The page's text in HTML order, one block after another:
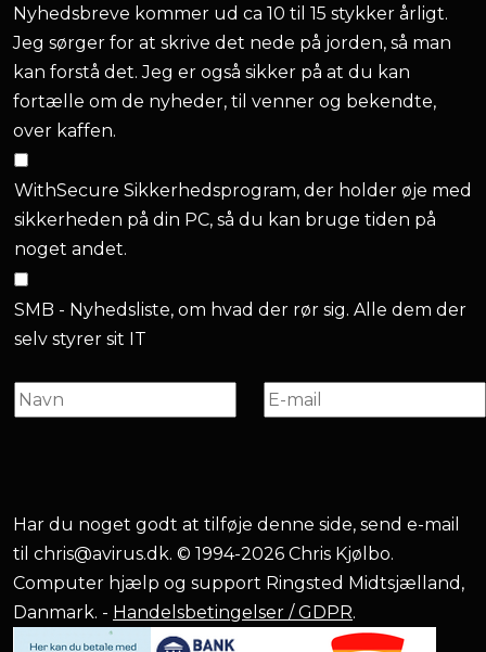
Nyhedsbreve kommer ud ca 10 til 15 stykker årligt.
Jeg sørger for at skrive det nede på jorden, så man
kan forstå det. Jeg er også sikker på at du kan
fortælle om de nyheder, til venner og bekendte,
over kaffen.
WithSecure Sikkerhedsprogram, der holder øje med
sikkerheden på din PC, så du kan bruge tiden på
noget andet.
SMB - Nyhedsliste, om hvad der rør sig. Alle dem der
selv styrer sit IT
Har du noget godt at tilføje denne side, send e-mail
til chris@avirus.dk. © 1994-2026 Chris Kjølbo.
Computer hjælp og support Ringsted Midtsjælland,
Danmark. - Handelsbetingelser / GDPR.